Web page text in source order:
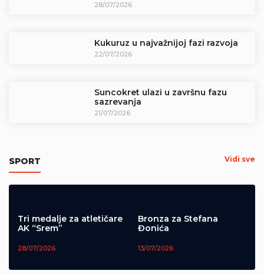
28/07/2026
Kukuruz u najvažnijoj fazi razvoja
22/07/2026
Suncokret ulazi u završnu fazu
sazrevanja
21/07/2026
SPORT Vidi sve
Tri medalje za atletičare
AK “Srem”
28/07/2026
Bronza za Stefana
Đonića
13/07/2026